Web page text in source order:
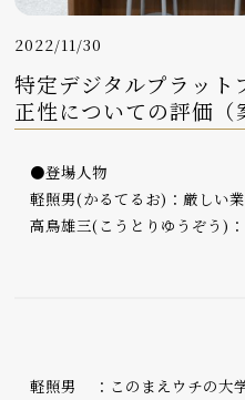
2022/11/30
特定デジタルプラット
正性についての評価（
●登場人物
軽照男(かるてるお)：厳しい
高鳥雄三(こうとりゆうぞう)
軽照男 ：このまえウチの大